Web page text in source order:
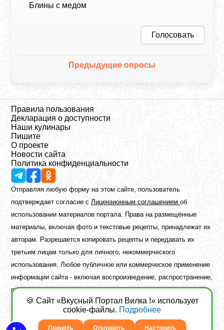
Блины с медом
Голосовать
Предыдущие опросы
Правила пользования
Декларация о доступности
Наши кулинары
Пишите
О проекте
Новости сайта
Политика конфиденциальности
Отправляя любую форму на этом сайте, пользователь
подтверждает согласие с Лицензионным соглашениемоб
использовании материалов портала. Права на размещённые
материалы, включая фото и текстовые рецепты, принадлежат их
авторам. Разрешается копировать рецепты и передавать их
третьим лицам только для личного, некоммерческого
использования. Любое публичное или коммерческое применение
информации сайта - включая воспроизведение, распространение,
публикацию или обработку - возможно лишь при наличии
предварительного письменного разрешения правообладателя.
Copyright ©2026 Вкусный Портал Вилка
Сайт построенfreebrush.net
🍪 Сайт «Вкусный Портал Вилка !» использует
cookie-файлы. Подробнее
Принять Отклонить Настроить